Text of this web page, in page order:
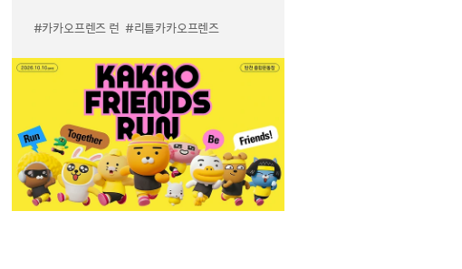
#카카오프렌즈 런 #리틀카카오프렌즈